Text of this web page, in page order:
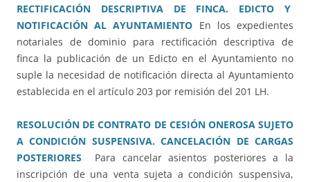
RECTIFICACIÓN DESCRIPTIVA DE FINCA. EDICTO Y
NOTIFICACIÓN AL AYUNTAMIENTO En los expedientes
notariales de dominio para rectificación descriptiva de
finca la publicación de un Edicto en el Ayuntamiento no
suple la necesidad de notificación directa al Ayuntamiento
establecida en el artículo 203 por remisión del 201 LH.
RESOLUCIÓN DE CONTRATO DE CESIÓN ONEROSA SUJETO
A CONDICIÓN SUSPENSIVA. CANCELACIÓN DE CARGAS
POSTERIORES
Para cancelar asientos posteriores a la
inscripción de una venta sujeta a condición suspensiva,